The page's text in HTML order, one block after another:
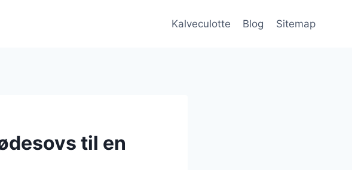
Kalveculotte Blog Sitemap
til en